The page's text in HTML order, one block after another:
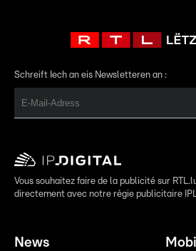
Schreift Iech an eis Newsletteren an :
Vous souhaitez faire de la publicité sur
directement avec notre régie publicitaire
News